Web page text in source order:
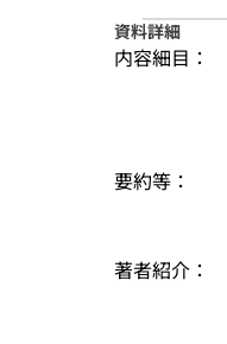
資料詳細
内容細目：
要約等：
著者紹介：